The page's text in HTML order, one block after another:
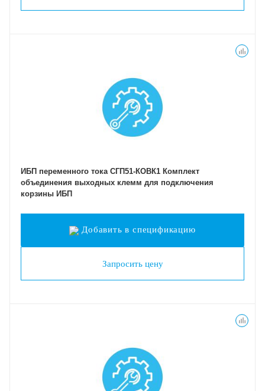
ИБП переменного тока СГП51-КОВК1 Комплект
объединения выходных клемм для подключения
корзины ИБП
Добавить в спецификацию
Запросить цену